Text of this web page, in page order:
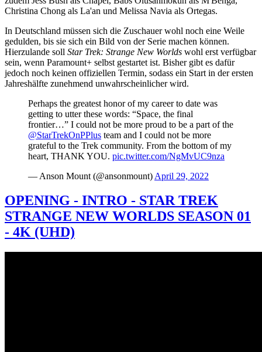
Christina Chong als La'an und Melissa Navia als Ortegas.
In Deutschland müssen sich die Zuschauer wohl noch eine Weile
gedulden, bis sie sich ein Bild von der Serie machen können.
Hierzulande soll Star Trek: Strange New Worlds wohl erst verfügbar
sein, wenn Paramount+ selbst gestartet ist. Bisher gibt es dafür
jedoch noch keinen offiziellen Termin, sodass ein Start in der ersten
Jahreshälfte zunehmend unwahrscheinlicher wird.
Perhaps the greatest honor of my career to date was
getting to utter these words: “Space, the final
frontier…” I could not be more proud to be a part of the
@StarTrekOnPPlus team and I could not be more
grateful to the Trek community. From the bottom of my
heart, THANK YOU. pic.twitter.com/NgMvUC9nza
— Anson Mount (@ansonmount) April 29, 2022
OPENING - INTRO - STAR TREK
STRANGE NEW WORLDS SEASON 01
- 4K (UHD)